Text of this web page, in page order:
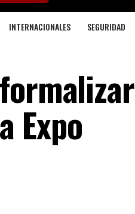
INTERNACIONALES SEGURIDAD
Expo